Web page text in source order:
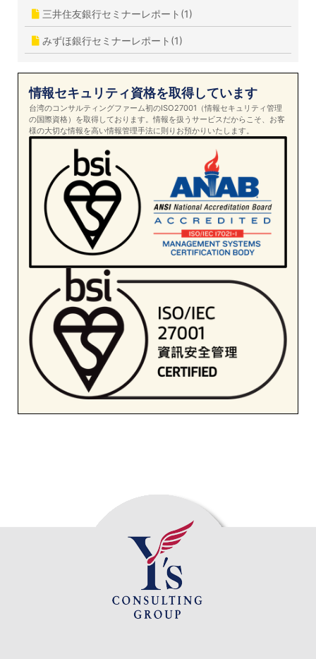
三井住友銀行セミナーレポート(1)
みずほ銀行セミナーレポート(1)
情報セキュリティ資格を取得しています
台湾のコンサルティングファーム初のISO27001（情報セキュリティ管理
の国際資格）を取得しております。情報を扱うサービスだからこそ、お客
様の大切な情報を高い情報管理手法に則りお預かりいたします。